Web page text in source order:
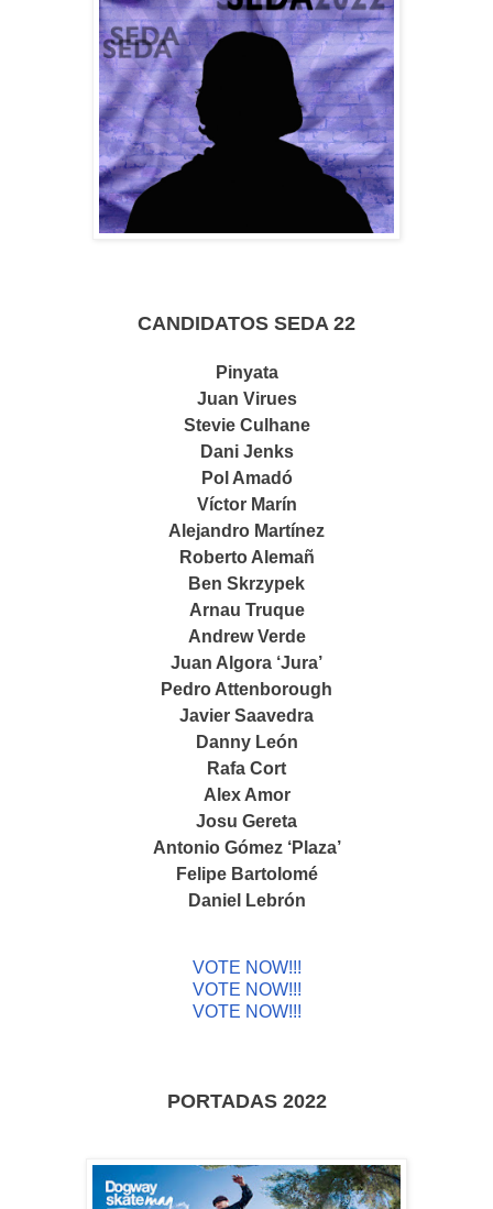
CANDIDATOS SEDA 22
Pinyata
Juan Virues
Stevie Culhane
Dani Jenks
Pol Amadó
Víctor Marín
Alejandro Martínez
Roberto Alemañ
Ben Skrzypek
Arnau Truque
Andrew Verde
Juan Algora ‘Jura’
Pedro Attenborough
Javier Saavedra
Danny León
Rafa Cort
Alex Amor
Josu Gereta
Antonio Gómez ‘Plaza’
Felipe Bartolomé
Daniel Lebrón
VOTE NOW!!!
VOTE NOW!!!
VOTE NOW!!!
PORTADAS 2022